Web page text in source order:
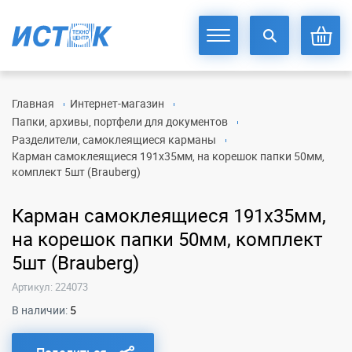
Главная
Интернет-магазин
Папки, архивы, портфели для документов
Разделители, самоклеящиеся карманы
Карман самоклеящиеся 191х35мм, на корешок папки 50мм,
комплект 5шт (Brauberg)
Карман самоклеящиеся 191х35мм,
на корешок папки 50мм, комплект
5шт (Brauberg)
Артикул: 224073
В наличии: 5